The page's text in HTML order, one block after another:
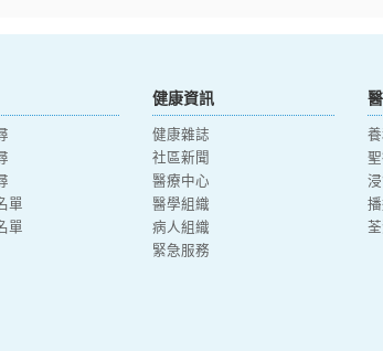
單
單
健康資訊
健康雜誌
社區新聞
醫療中心
醫學組織
病人組織
緊急服務